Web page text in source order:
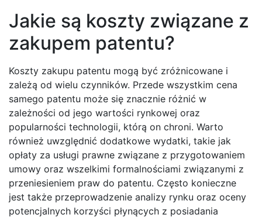
Jakie są koszty związane z
zakupem patentu?
Koszty zakupu patentu mogą być zróżnicowane i
zależą od wielu czynników. Przede wszystkim cena
samego patentu może się znacznie różnić w
zależności od jego wartości rynkowej oraz
popularności technologii, którą on chroni. Warto
również uwzględnić dodatkowe wydatki, takie jak
opłaty za usługi prawne związane z przygotowaniem
umowy oraz wszelkimi formalnościami związanymi z
przeniesieniem praw do patentu. Często konieczne
jest także przeprowadzenie analizy rynku oraz oceny
potencjalnych korzyści płynących z posiadania